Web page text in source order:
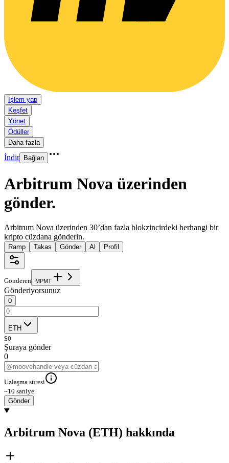
İşlem yap
Keşfet
Yönet
Ödüller
Daha fazla
İndir Bağlan
Arbitrum Nova üzerinden
gönder.
Arbitrum Nova üzerinden 30’dan fazla blokzincirdeki herhangi bir
kripto cüzdana gönderin.
Ramp Takas Gönder Al Profil
Gönderen MPMT
Gönderiyorsunuz
0
ETH
$0
Şuraya gönder
0
Uzlaşma süresi
~10 saniye
Gönder
Arbitrum Nova (ETH) hakkında